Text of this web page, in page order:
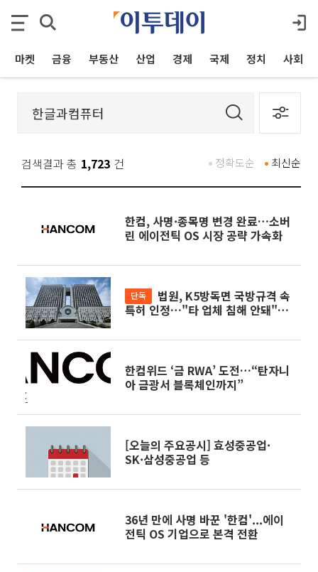
마켓 금융 부동산 산업 경제 국제 정치 사회
검색결과 총 1,723 건 최신순
정확도순
한컴, 사명·종목명 변경 완료…소버
린 에이전틱 OS 시장 공략 가속화
단독
특허 인정…"타 업체 침해 안돼"
한컴위드 ‘금 RWA’ 도전…“탄자니
아 금광서 블록체인까지”
[오늘의 주요공시] 효성중공업·
SK·삼성중공업 등
36년 만에 사명 바꾼 '한컴'...에이
전틱 OS 기업으로 본격 전환